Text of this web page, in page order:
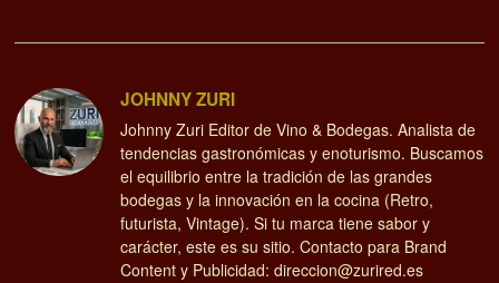
JOHNNY ZURI
Johnny Zuri Editor de Vino & Bodegas. Analista de
tendencias gastronómicas y enoturismo. Buscamos
el equilibrio entre la tradición de las grandes
bodegas y la innovación en la cocina (Retro,
futurista, Vintage). Si tu marca tiene sabor y
carácter, este es su sitio. Contacto para Brand
Content y Publicidad: direccion@zurired.es